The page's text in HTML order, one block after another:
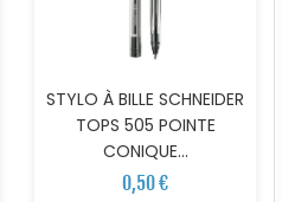
STYLO À BILLE SCHNEIDER
TOPS 505 POINTE
CONIQUE...
0,50 €